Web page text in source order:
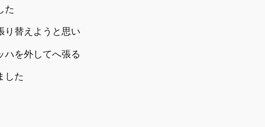
た
り替えようと思い
ハを外してへ張る
した